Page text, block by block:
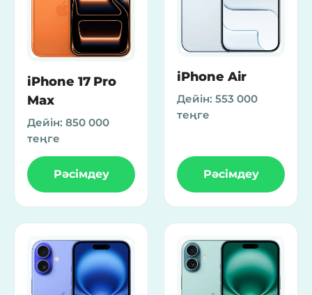
iPhone 17 Pro
Max
Дейін: 850 000
теңге
Рәсімдеу
iPhone Air
Дейін: 553 000
теңге
Рәсімдеу